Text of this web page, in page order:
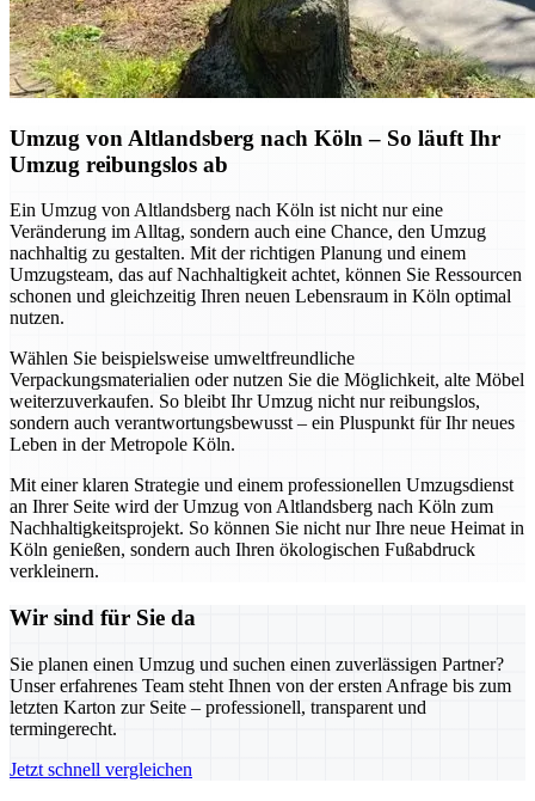
Umzug von Altlandsberg nach Köln – So läuft Ihr
Umzug reibungslos ab
Ein Umzug von Altlandsberg nach Köln ist nicht nur eine
Veränderung im Alltag, sondern auch eine Chance, den Umzug
nachhaltig zu gestalten. Mit der richtigen Planung und einem
Umzugsteam, das auf Nachhaltigkeit achtet, können Sie Ressourcen
schonen und gleichzeitig Ihren neuen Lebensraum in Köln optimal
nutzen.
Wählen Sie beispielsweise umweltfreundliche
Verpackungsmaterialien oder nutzen Sie die Möglichkeit, alte Möbel
weiterzuverkaufen. So bleibt Ihr Umzug nicht nur reibungslos,
sondern auch verantwortungsbewusst – ein Pluspunkt für Ihr neues
Leben in der Metropole Köln.
Mit einer klaren Strategie und einem professionellen Umzugsdienst
an Ihrer Seite wird der Umzug von Altlandsberg nach Köln zum
Nachhaltigkeitsprojekt. So können Sie nicht nur Ihre neue Heimat in
Köln genießen, sondern auch Ihren ökologischen Fußabdruck
verkleinern.
Wir sind für Sie da
Sie planen einen Umzug und suchen einen zuverlässigen Partner?
Unser erfahrenes Team steht Ihnen von der ersten Anfrage bis zum
letzten Karton zur Seite – professionell, transparent und
termingerecht.
Jetzt schnell vergleichen